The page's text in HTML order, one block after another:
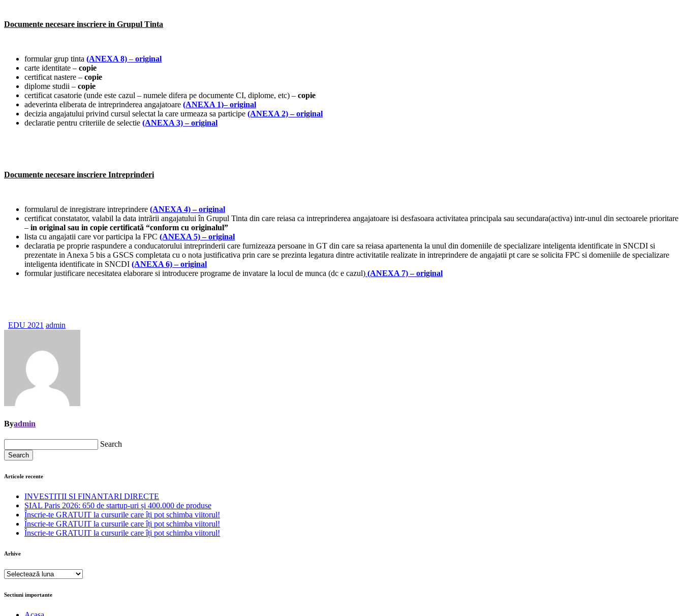
Documente necesare inscriere in Grupul Tinta
formular grup tinta (ANEXA 8) – original
carte identitate – copie
certificat nastere – copie
diplome studii – copie
certificat casatorie (unde este cazul – numele difera pe documente CI, diplome, etc) – copie
adeverinta eliberata de intreprinderea angajatoare (ANEXA 1)– original
decizia angajatului privind cursul selectat la care urmeaza sa participe (ANEXA 2) – original
declaratie pentru criteriile de selectie (ANEXA 3) – original
Documente necesare inscriere Intreprinderi
formularul de inregistrare intreprindere (ANEXA 4) – original
certificat constatator, valabil la data intrării angajatului în Grupul Tinta din care reiasa ca intreprinderea angajatoare isi desfasoara activitatea principala sau secundara(activa) intr-unul din sectoarele prioritare
– in original sau in copie certificată “conform cu originalul”
lista cu angajatii care vor participa la FPC (ANEXA 5) – original
declaratia pe proprie raspundere a conducatorului intreprinderii care furnizeaza persoane in GT din care sa reiasa apartenenta la unul din domeniile de specializare inteligenta identificate in SNCDI si
prezentate in Anexa 5 bis a GSCS completata cu o nota justificativa prin care se prezinta legatura dintre activitatile realizate in intreprindere de angajatii pt care se solicita FPC si domeniile de specializare
inteligenta identificate in SNCDI (ANEXA 6) – original
formular justificare necesitatea elaborare si introducere programe de invatare la locul de munca (dc e cazul) (ANEXA 7) – original
EDU 2021 admin
Byadmin
Search
Search
Articole recente
INVESTITII SI FINANTARI DIRECTE
SIAL Paris 2026: 650 de startup-uri și 400.000 de produse
Înscrie-te GRATUIT la cursurile care îți pot schimba viitorul!
Înscrie-te GRATUIT la cursurile care îți pot schimba viitorul!
Înscrie-te GRATUIT la cursurile care îți pot schimba viitorul!
Arhive
Arhive
Sectiuni importante